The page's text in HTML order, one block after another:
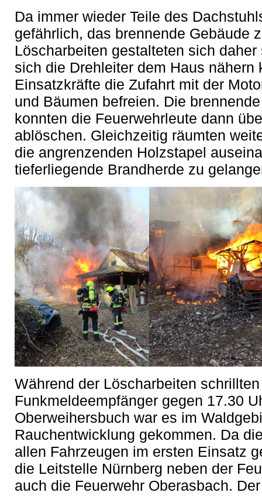
Da immer wieder Teile des
gefährlich, das brennende Gebäude
Löscharbeiten gestalteten sich
sich die Drehleiter dem Haus nähern
Einsatzkräfte die Zufahrt mit der
und Bäumen befreien. Die
konnten die Feuerwehrleute dann
ablöschen. Gleichzeitig räumten
die angrenzenden Holzstapel
tieferliegende Brandherde zu
Während der Löscharbeiten
Funkmeldeempfänger gegen 17.30
Oberweihersbuch war es im
Rauchentwicklung gekommen. Da
allen Fahrzeugen im ersten Einsatz
die Leitstelle Nürnberg neben der
auch die Feuerwehr Oberasbach.